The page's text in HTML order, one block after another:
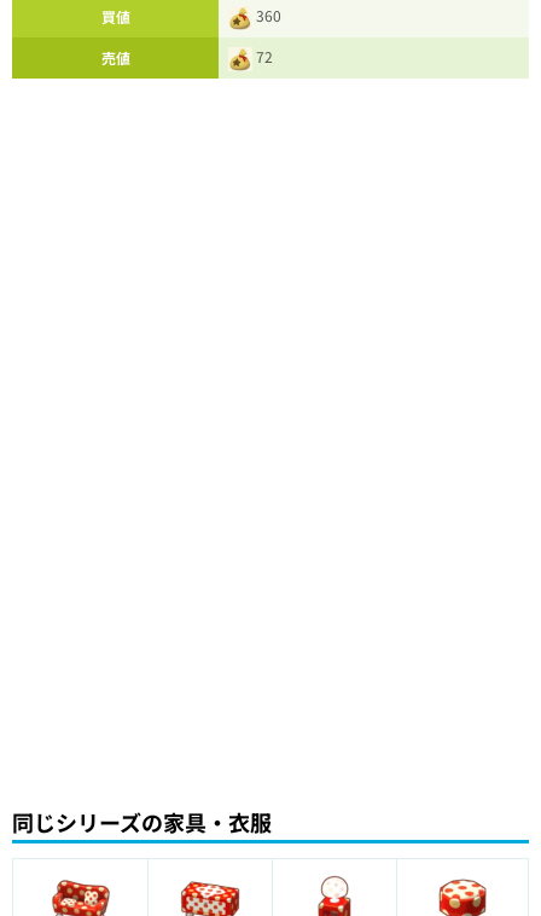
買値
360
売値 72
同じシリーズの家具・衣服